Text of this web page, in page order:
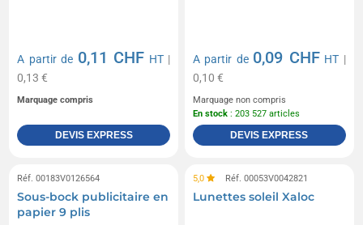
A partir de 0,11 CHF HT|
0,13 €
Marquage compris
DEVIS EXPRESS
A partir de 0,09 CHF HT |
0,10 €
Marquage non compris
En stock : 203 527 articles
DEVIS EXPRESS
Réf. 00183V0126564
Sous-bock publicitaire en
papier 9 plis
5,0 Réf. 00053V0042821
Lunettes soleil Xaloc